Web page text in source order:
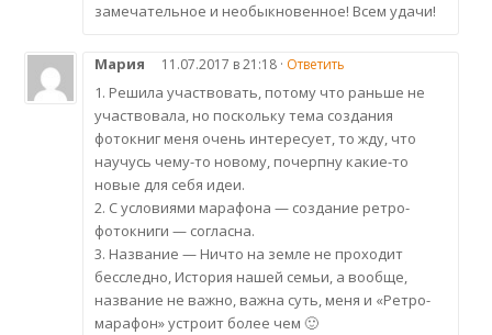
замечательное и необыкновенное! Всем удачи!
Мария 11.07.2017 в 21:18 · Ответить
1. Решила участвовать, потому что раньше не
участвовала, но поскольку тема создания
фотокниг меня очень интересует, то жду, что
научусь чему-то новому, почерпну какие-то
новые для себя идеи.
2. С условиями марафона — создание ретро-
фотокниги — согласна.
3. Название — Ничто на земле не проходит
бесследно, История нашей семьи, а вообще,
название не важно, важна суть, меня и «Ретро-
марафон» устроит более чем 🙂